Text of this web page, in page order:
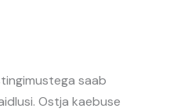
saab
Ostja kaebuse